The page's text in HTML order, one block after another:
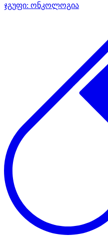
ჯგუფი: ონკოლოგია